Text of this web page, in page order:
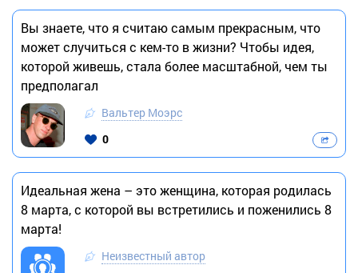
Вы знаете, что я считаю самым прекрасным, что
может случиться с кем-то в жизни? Чтобы идея,
которой живешь, стала более масштабной, чем ты
предполагал
Вальтер Моэрс
0
Идеальная жена – это женщина, которая родилась
8 марта, с которой вы встретились и поженились 8
марта!
Неизвестный автор